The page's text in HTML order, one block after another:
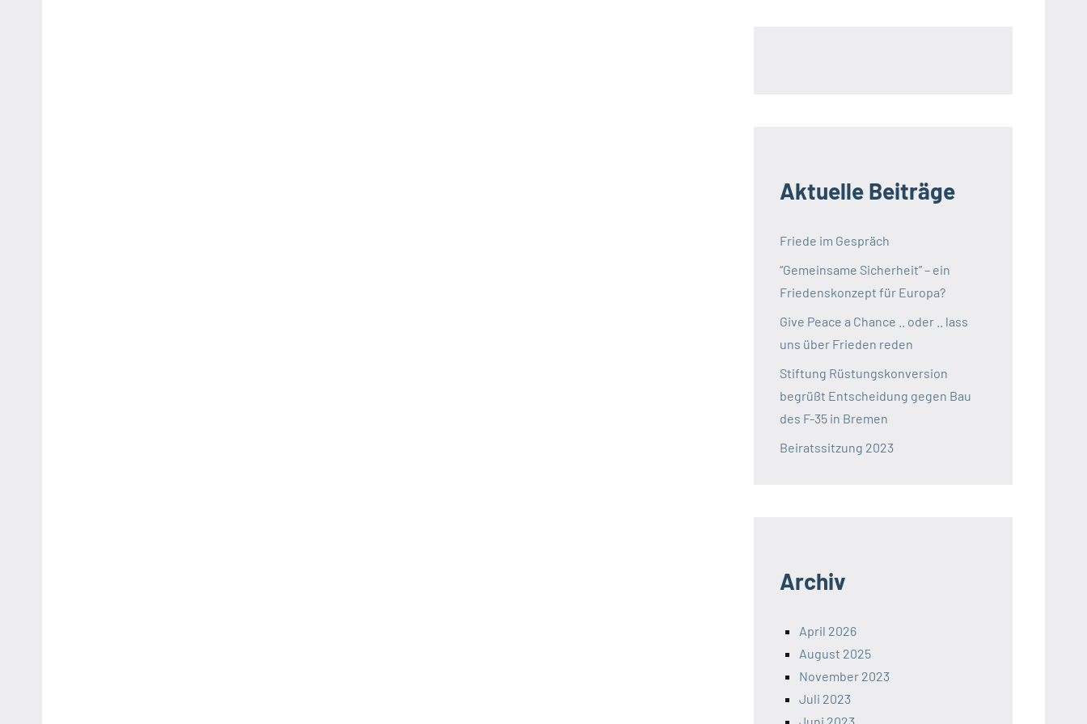
Aktuelle Beiträge
Friede im Gespräch
“Gemeinsame Sicherheit” – ein
Friedenskonzept für Europa?
Give Peace a Chance .. oder .. lass
uns über Frieden reden
Stiftung Rüstungskonversion
begrüßt Entscheidung gegen Bau
des F-35 in Bremen
Beiratssitzung 2023
Archiv
April 2026
August 2025
November 2023
Juli 2023